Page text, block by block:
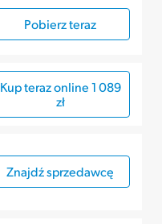
Pobierz teraz
Kup teraz online 1 089
zł
Znajdź sprzedawcę